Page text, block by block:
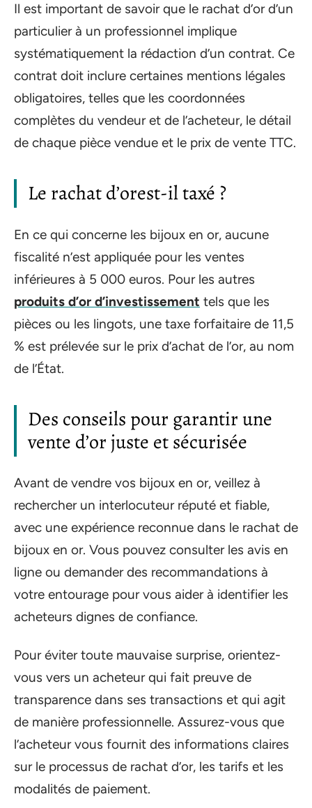
Il est important de savoir que le rachat d’or d’un
particulier à un professionnel implique
systématiquement la rédaction d’un contrat. Ce
contrat doit inclure certaines mentions légales
obligatoires, telles que les coordonnées
complètes du vendeur et de l’acheteur, le détail
de chaque pièce vendue et le prix de vente TTC.
Le rachat d’orest-il taxé ?
En ce qui concerne les bijoux en or, aucune
fiscalité n’est appliquée pour les ventes
inférieures à 5 000 euros. Pour les autres
produits d’or d’investissement tels que les
pièces ou les lingots, une taxe forfaitaire de 11,5
% est prélevée sur le prix d’achat de l’or, au nom
de l’État.
Des conseils pour garantir une
vente d’or juste et sécurisée
Avant de vendre vos bijoux en or, veillez à
rechercher un interlocuteur réputé et fiable,
avec une expérience reconnue dans le rachat de
bijoux en or. Vous pouvez consulter les avis en
ligne ou demander des recommandations à
votre entourage pour vous aider à identifier les
acheteurs dignes de confiance.
Pour éviter toute mauvaise surprise, orientez-
vous vers un acheteur qui fait preuve de
transparence dans ses transactions et qui agit
de manière professionnelle. Assurez-vous que
l’acheteur vous fournit des informations claires
sur le processus de rachat d’or, les tarifs et les
modalités de paiement.